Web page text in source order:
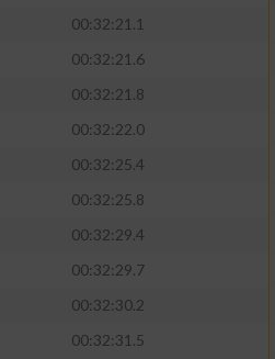
00:32:21.1
00:32:21.6
00:32:21.8
00:32:22.0
00:32:25.4
00:32:25.8
00:32:29.4
00:32:29.7
00:32:30.2
00:32:31.5
zur Auswahl
personalisierte
Auswahl
Personalisierung
Auswahl